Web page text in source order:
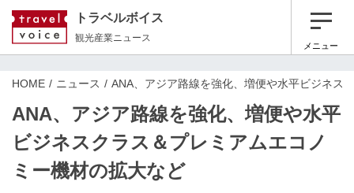
トラベルボイス
観光産業ニュース
メニュー
HOME ニュース ANA、アジア路線を強化、増便や水平ビジネス
ANA、アジア路線を強化、増便や水平
ビジネスクラス＆プレミアムエコノ
ミー機材の拡大など